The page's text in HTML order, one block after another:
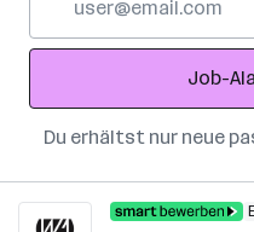
Adresse
Job-
Du erhältst nur neue